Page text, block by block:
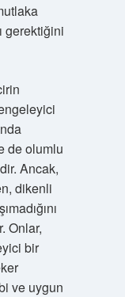
gerektiğini
de olumlu
Ancak,
dikenli
Onlar,
bir
ve uygun